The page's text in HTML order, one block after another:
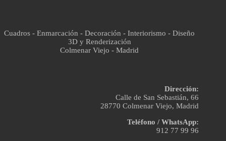
Cuadros - Enmarcación - Decoración - Interiorismo - Diseño
3D y Renderización
Colmenar Viejo - Madrid
Dirección:
Calle de San Sebastián, 66
28770 Colmenar Viejo, Madrid
Teléfono / WhatsApp:
912 77 99 96